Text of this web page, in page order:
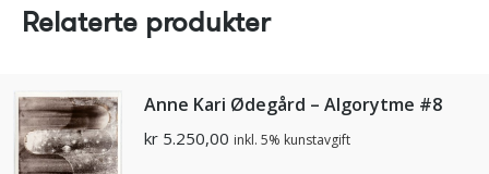
Relaterte produkter
Anne Kari Ødegård – Algorytme #8
kr 5.250,00 inkl. 5% kunstavgift